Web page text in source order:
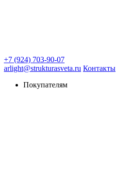
+7 (924) 703-90-07
arlight@strukturasveta.ru Контакты
Покупателям